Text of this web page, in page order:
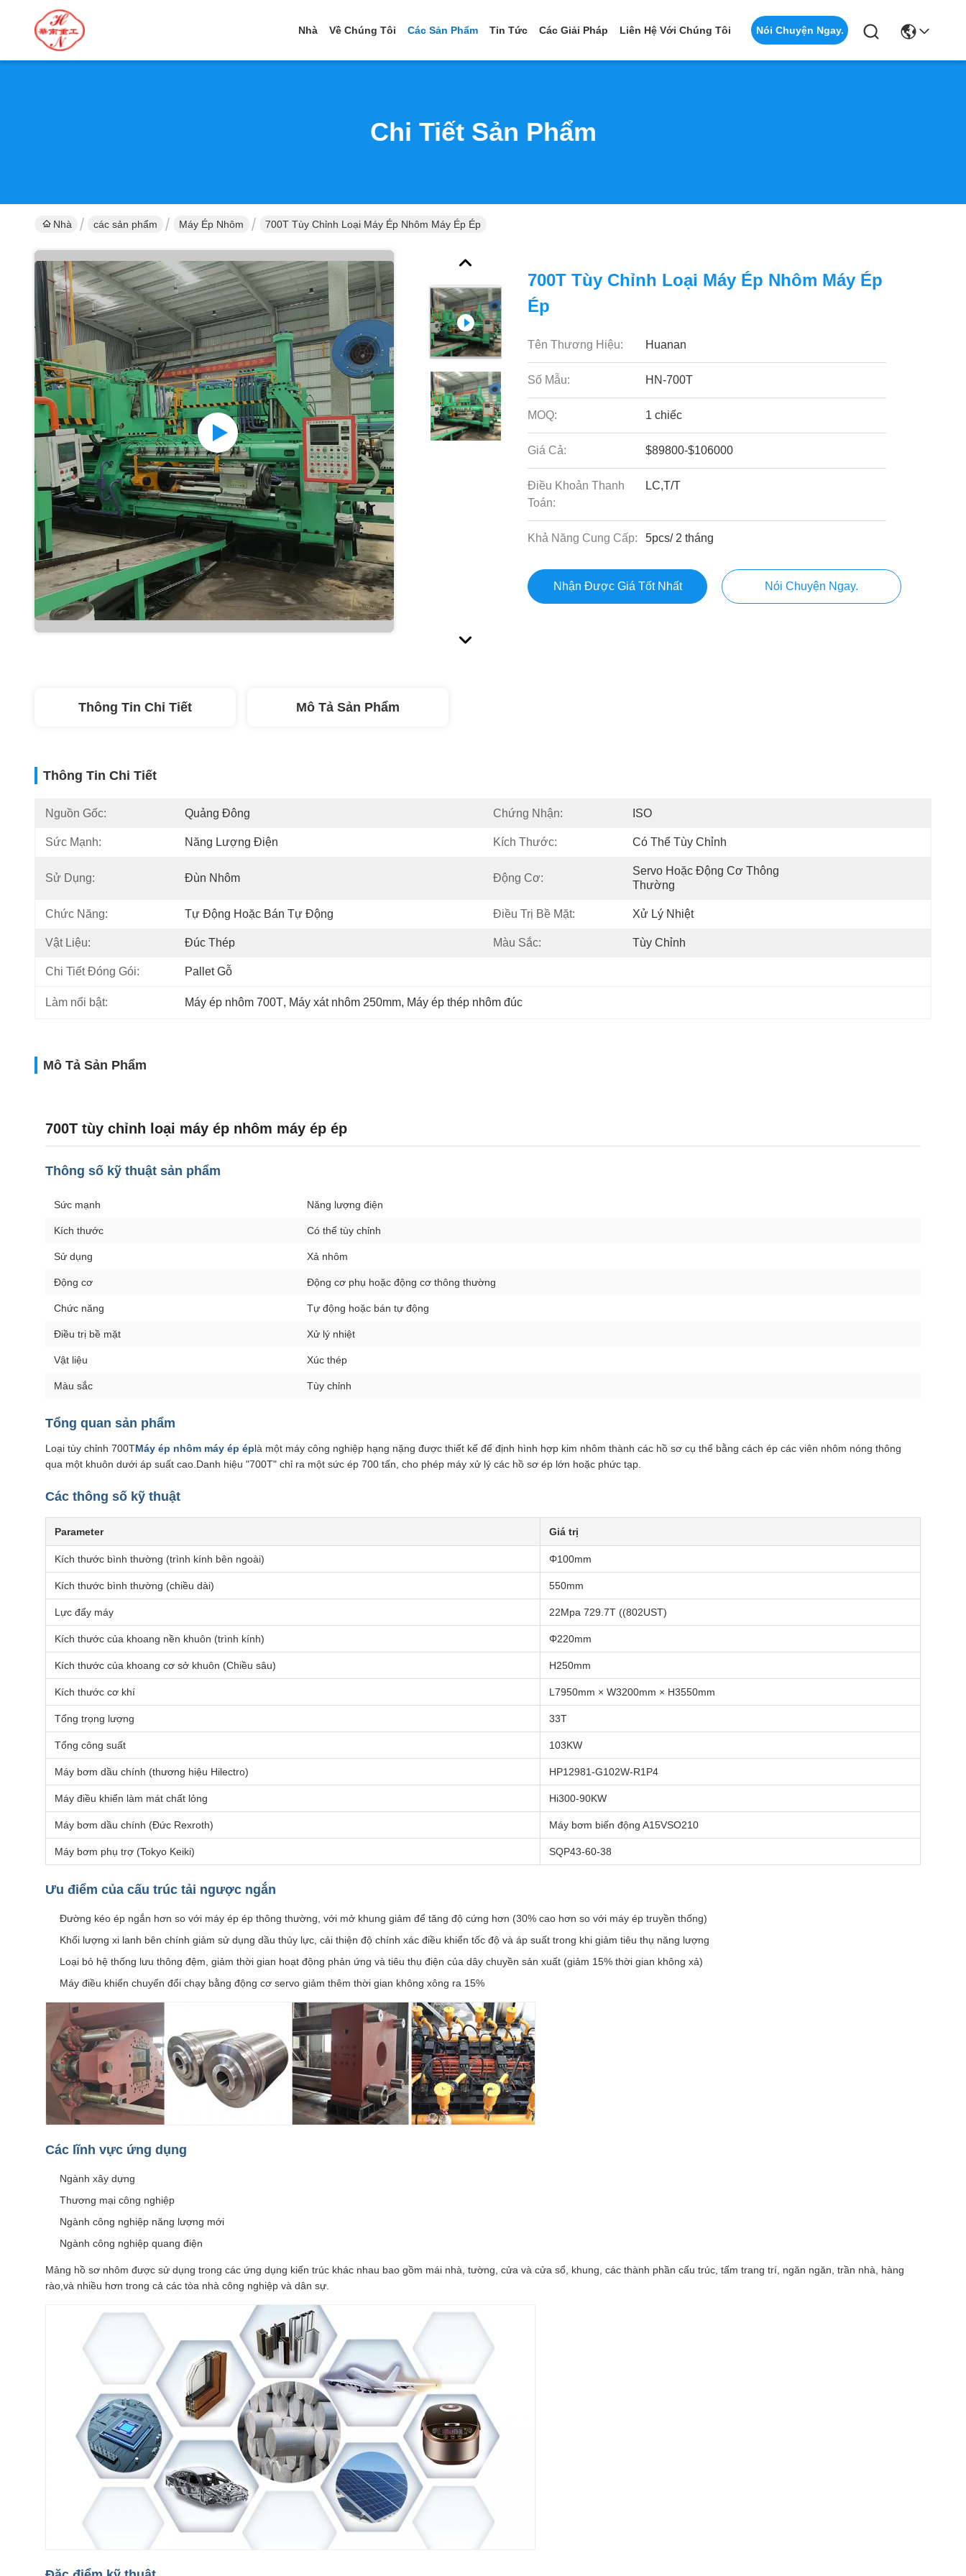
Nhà Về Chúng Tôi Các Sản Phẩm Tin Tức Các Giải Pháp Liên Hệ Với Chúng Tôi Nói Chuyện Ngay.
Chi Tiết Sản Phẩm
Nhà các sản phẩm Máy Ép Nhôm 700T Tùy Chỉnh Loại Máy Ép Nhôm Máy Ép Ép
700T Tùy Chỉnh Loại Máy Ép Nhôm Máy Ép
Ép
Tên Thương Hiệu: Huanan
Số Mẫu: HN-700T
MOQ: 1 chiếc
Giá Cả: $89800-$106000
Điều Khoản Thanh
Toán:
LC,T/T
Khả Năng Cung Cấp: 5pcs/ 2 tháng
Nhận Được Giá Tốt Nhất Nói Chuyện Ngay.
Thông Tin Chi Tiết Mô Tả Sản Phẩm
Thông Tin Chi Tiết
Nguồn Gốc: Quảng Đông Chứng Nhận: ISO
Sức Mạnh: Năng Lượng Điện Kích Thước: Có Thể Tùy Chỉnh
Sử Dụng: Đùn Nhôm Động Cơ:
Servo Hoặc Động Cơ Thông
Thường
Chức Năng: Tự Động Hoặc Bán Tự Động Điều Trị Bề Mặt: Xử Lý Nhiệt
Vật Liệu: Đúc Thép Màu Sắc: Tùy Chỉnh
Chi Tiết Đóng Gói: Pallet Gỗ
Làm nổi bật: Máy ép nhôm 700T, Máy xát nhôm 250mm, Máy ép thép nhôm đúc
Mô Tả Sản Phẩm
700T tùy chỉnh loại máy ép nhôm máy ép ép
Thông số kỹ thuật sản phẩm
Sức mạnh Năng lượng điện
Kích thước Có thể tùy chỉnh
Sử dụng Xả nhôm
Động cơ Động cơ phụ hoặc động cơ thông thường
Chức năng Tự động hoặc bán tự động
Điều trị bề mặt Xử lý nhiệt
Vật liệu Xúc thép
Màu sắc Tùy chỉnh
Tổng quan sản phẩm
Loại tùy chỉnh 700TMáy ép nhôm máy ép éplà một máy công nghiệp hạng nặng được thiết kế để định hình hợp kim nhôm thành các hồ sơ cụ thể bằng cách ép các viên nhôm nóng thông
qua một khuôn dưới áp suất cao.Danh hiệu "700T" chỉ ra một sức ép 700 tấn, cho phép máy xử lý các hồ sơ ép lớn hoặc phức tạp.
Các thông số kỹ thuật
Parameter Giá trị
Kích thước bình thường (trình kính bên ngoài) Φ100mm
Kích thước bình thường (chiều dài) 550mm
Lực đẩy máy 22Mpa 729.7T ((802UST)
Kích thước của khoang nền khuôn (trình kính) Φ220mm
Kích thước của khoang cơ sở khuôn (Chiều sâu) H250mm
Kích thước cơ khí L7950mm × W3200mm × H3550mm
Tổng trọng lượng 33T
Tổng công suất 103KW
Máy bơm dầu chính (thương hiệu Hilectro) HP12981-G102W-R1P4
Máy điều khiển làm mát chất lỏng Hi300-90KW
Máy bơm dầu chính (Đức Rexroth) Máy bơm biến động A15VSO210
Máy bơm phụ trợ (Tokyo Keiki) SQP43-60-38
Ưu điểm của cấu trúc tải ngược ngắn
Đường kéo ép ngắn hơn so với máy ép ép thông thường, với mở khung giảm để tăng độ cứng hơn (30% cao hơn so với máy ép truyền thống)
Khối lượng xi lanh bên chính giảm sử dụng dầu thủy lực, cải thiện độ chính xác điều khiển tốc độ và áp suất trong khi giảm tiêu thụ năng lượng
Loại bỏ hệ thống lưu thông đệm, giảm thời gian hoạt động phản ứng và tiêu thụ điện của dây chuyền sản xuất (giảm 15% thời gian không xả)
Máy điều khiển chuyển đổi chạy bằng động cơ servo giảm thêm thời gian không xông ra 15%
Các lĩnh vực ứng dụng
Ngành xây dựng
Thương mại công nghiệp
Ngành công nghiệp năng lượng mới
Ngành công nghiệp quang điện
Mảng hồ sơ nhôm được sử dụng trong các ứng dụng kiến trúc khác nhau bao gồm mái nhà, tường, cửa và cửa sổ, khung, các thành phần cấu trúc, tấm trang trí, ngăn ngăn, trần nhà, hàng
rào,và nhiều hơn trong cả các tòa nhà công nghiệp và dân sự.